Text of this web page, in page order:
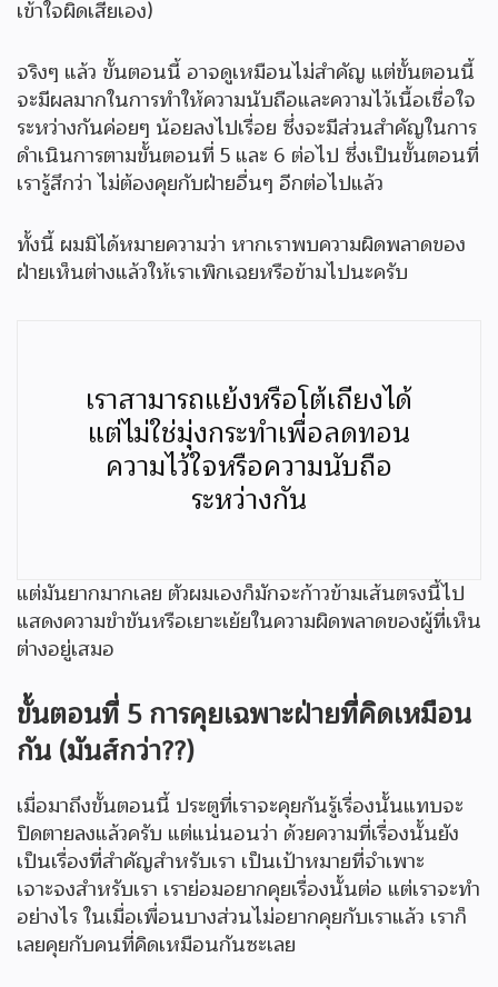
เข้าใจผิดเสียเอง)
จริงๆ แล้ว ขั้นตอนนี้ อาจดูเหมือนไม่สำคัญ แต่ขั้นตอนนี้
จะมีผลมากในการทำให้ความนับถือและความไว้เนื้อเชื่อใจ
ระหว่างกันค่อยๆ น้อยลงไปเรื่อย ซึ่งจะมีส่วนสำคัญในการ
ดำเนินการตามขั้นตอนที่ 5 และ 6 ต่อไป ซึ่งเป็นขั้นตอนที่
เรารู้สึกว่า ไม่ต้องคุยกับฝ่ายอื่นๆ อีกต่อไปแล้ว
ทั้งนี้ ผมมิได้หมายความว่า หากเราพบความผิดพลาดของ
ฝ่ายเห็นต่างแล้วให้เราเพิกเฉยหรือข้ามไปนะครับ
เราสามารถแย้งหรือโต้เถียงได้
แต่ไม่ใช่มุ่งกระทำเพื่อลดทอน
ความไว้ใจหรือความนับถือ
ระหว่างกัน
แต่มันยากมากเลย ตัวผมเองก็มักจะก้าวข้ามเส้นตรงนี้ไป
แสดงความขำขันหรือเยาะเย้ยในความผิดพลาดของผู้ที่เห็น
ต่างอยู่เสมอ
ขั้นตอนที่ 5 การคุยเฉพาะฝ่ายที่คิดเหมือน
กัน (มันส์กว่า??)
เมื่อมาถึงขั้นตอนนี้ ประตูที่เราจะคุยกันรู้เรื่องนั้นแทบจะ
ปิดตายลงแล้วครับ แต่แน่นอนว่า ด้วยความที่เรื่องนั้นยัง
เป็นเรื่องที่สำคัญสำหรับเรา เป็นเป้าหมายที่จำเพาะ
เจาะจงสำหรับเรา เราย่อมอยากคุยเรื่องนั้นต่อ แต่เราจะทำ
อย่างไร ในเมื่อเพื่อนบางส่วนไม่อยากคุยกับเราแล้ว เราก็
เลยคุยกับคนที่คิดเหมือนกันซะเลย